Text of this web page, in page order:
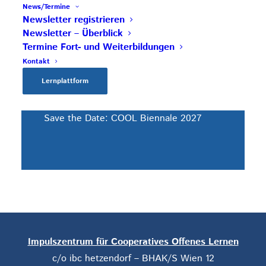
News/Termine
Newsletter registrieren
Newsletter – Überblick
Termine Fort- und Weiterbildungen
Kontakt
Lernplattform
Save the Date: COOL Biennale 2027
BG Zaunergasse SBG – Partnerschule
Rezertifizierung HAK Neumarkt –
Impulsschule
BORG Murau – COOL Partnerschule
Save the Date: COOL Biennale 2027
Impulszentrum für Cooperatives Offenes Lernen
c/o ibc hetzendorf – BHAK/S Wien 12